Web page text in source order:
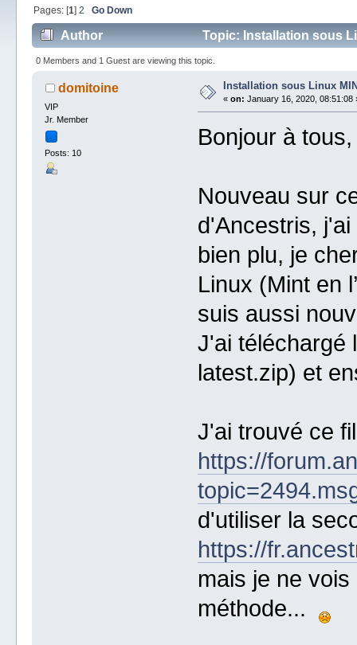
Pages: [1] 2 Go Down
Author Topic: Installation sous
0 Members and 1 Guest are viewing this topic.
domitoine
VIP
Jr. Member
Posts: 10
Installation sous Linux
«on: January 16, 2020, 08:51:08
Bonjour à tous,
Nouveau sur
d'Ancestris,
bien plu, je
Linux (Mint en
suis aussi
J'ai téléchargé
latest.zip) et
J'ai trouvé ce fil
https://
d'utiliser la
https://
mais je ne
méthode...